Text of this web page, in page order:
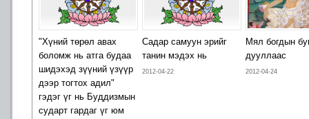
"Хүний төрөл авах
боломж нь атга будаа
шидэхэд зүүний үзүүр
дээр тогтох адил"
гэдэг үг нь Буддизмын
сударт гардаг үг юм
Садар самуун эрийг
танин мэдэх нь
2012-04-22
Мял богдын
дууллаас
2012-04-24